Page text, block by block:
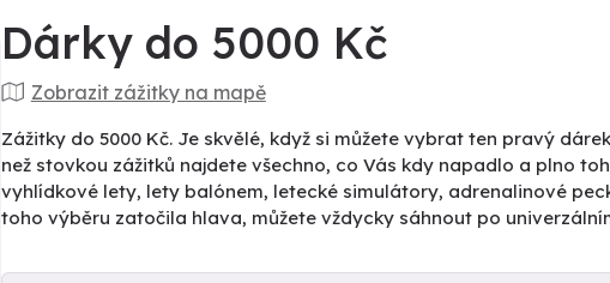
Dárky do 5000 Kč
Zobrazit zážitky na mapě
Zážitky do 5000 Kč. Je skvělé, když si můžete vybrat ten pravý
než stovkou zážitků najdete všechno, co Vás kdy napadlo a plno
vyhlídkové lety, lety balónem, letecké simulátory, adrenalinové
toho výběru zatočila hlava, můžete vždycky sáhnout po